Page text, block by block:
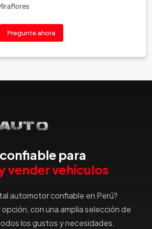
Pregunte ahora
para
vender vehículos
automotor confiable en Perú?
con una amplia selección de
los gustos y necesidades.